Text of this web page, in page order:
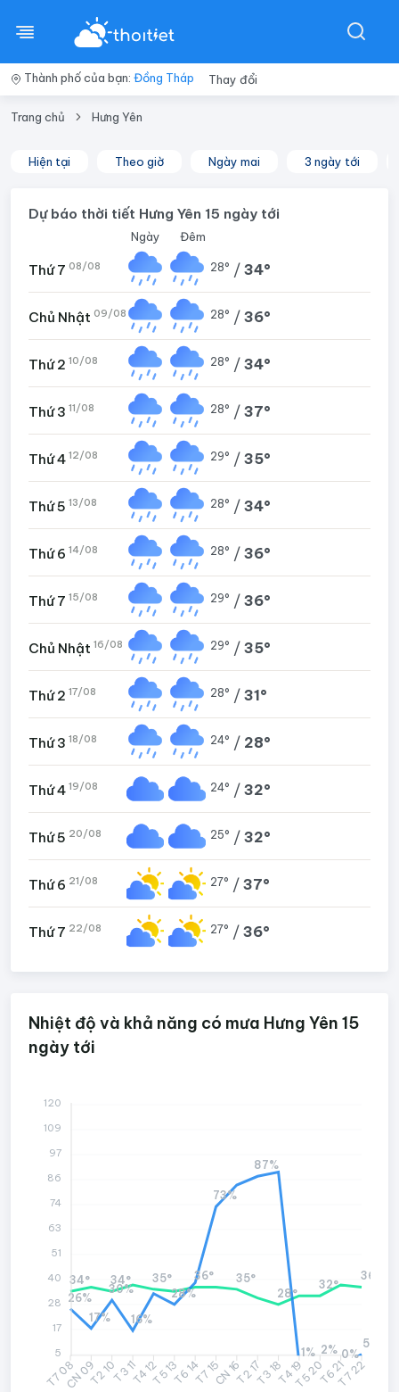
Thành phố của bạn: Đồng Tháp Thay đổi
Trang chủ Hưng Yên
Hiện tại Theo giờ Ngày mai 3 ngày tới
Dự báo thời tiết Hưng Yên 15 ngày tới
Ngày Đêm
Thứ 7 08/08 28° / 34°
Chủ Nhật 09/08 28° / 36°
Thứ 2 10/08 28° / 34°
Thứ 3 11/08 28° / 37°
Thứ 4 12/08 29° / 35°
Thứ 5 13/08 28° / 34°
Thứ 6 14/08 28° / 36°
Thứ 7 15/08 29° / 36°
Chủ Nhật 16/08 29° / 35°
Thứ 2 17/08 28° / 31°
Thứ 3 18/08 24° / 28°
Thứ 4 19/08 24° / 32°
Thứ 5 20/08 25° / 32°
Thứ 6 21/08 27° / 37°
Thứ 7 22/08 27° / 36°
Nhiệt độ và khả năng có mưa Hưng Yên 15
ngày tới
T7 08CN 09T2 10T3 11T4 12T5 13T6 14T7 15CN 16T2 17T3 18T4 19T5 20T6 21T7 22
34° 34° 35° 36°
35°
28°
32°
36°
26%
17%
30%
16%
28%
73%
87%
1% 2% 0%
5%
120
109
97
86
74
63
51
40
28
17
5